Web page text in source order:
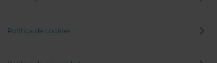
Política de cookies